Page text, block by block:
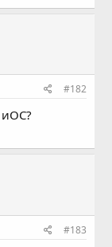
#182
иОС?
#183